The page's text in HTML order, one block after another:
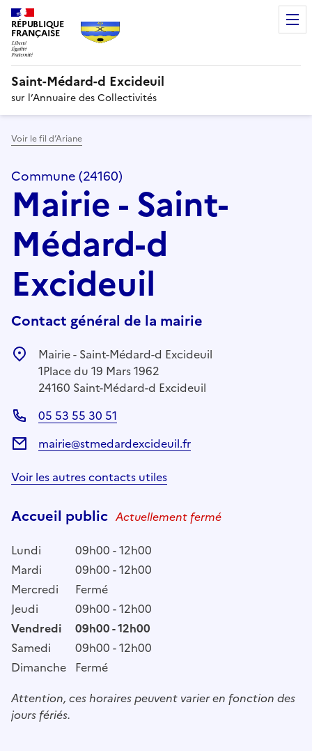
RÉPUBLIQUE
FRANÇAISE
Saint-Médard-d Excideuil
sur l’Annuaire des Collectivités
Voir le fil d’Ariane
Commune (24160)
Mairie - Saint-
Médard-d
Excideuil
Contact général de la mairie
Mairie - Saint-Médard-d Excideuil
1Place du 19 Mars 1962
24160 Saint-Médard-d Excideuil
05 53 55 30 51
mairie@stmedardexcideuil.fr
Voir les autres contacts utiles
Accueil public Actuellement fermé
Lundi
09h00 - 12h00
Mardi
09h00 - 12h00
Mercredi
Fermé
Jeudi
09h00 - 12h00
Vendredi
09h00 - 12h00
Samedi
09h00 - 12h00
Dimanche Fermé
Attention, ces horaires peuvent varier en fonction des
jours fériés.